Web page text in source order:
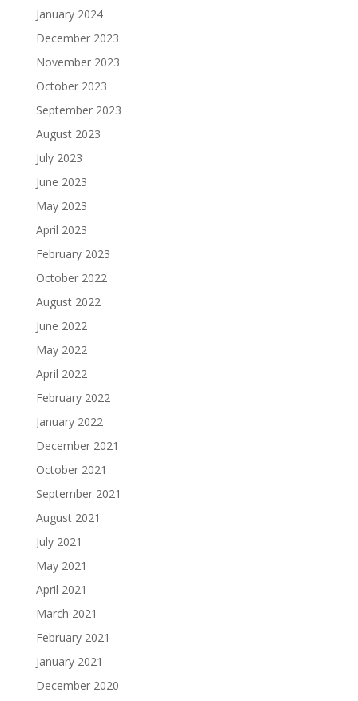
January 2024
December 2023
November 2023
October 2023
September 2023
August 2023
July 2023
June 2023
May 2023
April 2023
February 2023
October 2022
August 2022
June 2022
May 2022
April 2022
February 2022
January 2022
December 2021
October 2021
September 2021
August 2021
July 2021
May 2021
April 2021
March 2021
February 2021
January 2021
December 2020